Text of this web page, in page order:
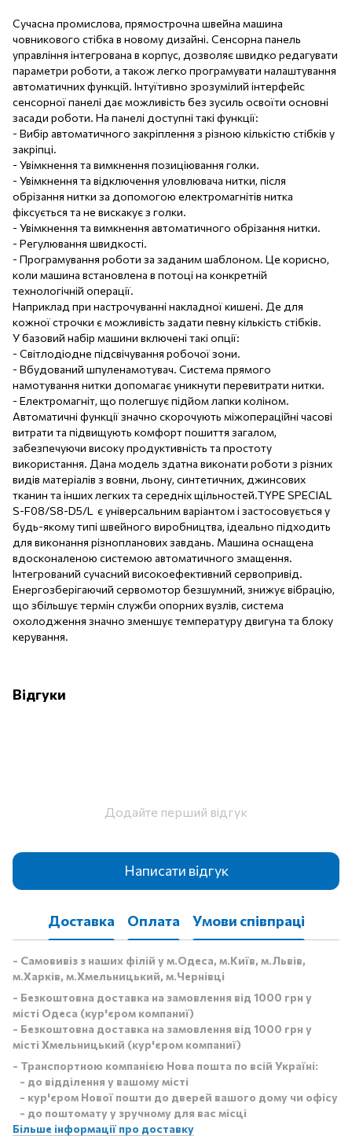
Сучасна промислова, прямострочна швейна машина
човникового стібка в новому дизайні. Сенсорна панель
управління інтегрована в корпус, дозволяє швидко редагувати
параметри роботи, а також легко програмувати налаштування
автоматичних функцій. Інтуїтивно зрозумілий інтерфейс
сенсорної панелі дає можливість без зусиль освоїти основні
засади роботи. На панелі доступні такі функції:
- Вибір автоматичного закріплення з різною кількістю стібків у
закріпці.
- Увімкнення та вимкнення позиціювання голки.
- Увімкнення та відключення уловлювача нитки, після
обрізання нитки за допомогою електромагнітів нитка
фіксується та не вискакує з голки.
- Увімкнення та вимкнення автоматичного обрізання нитки.
- Регулювання швидкості.
- Програмування роботи за заданим шаблоном. Це корисно,
коли машина встановлена ​​в потоці на конкретній
технологічній операції.
Наприклад при настрочуванні накладної кишені. Де для
кожної строчки є можливість задати певну кількість стібків.
У базовий набір машини включені такі опції:
- Світлодіодне підсвічування робочої зони.
- Вбудований шпуленамотувач. Система прямого
намотування нитки допомагає уникнути перевитрати нитки.
- Електромагніт, що полегшує підйом лапки коліном.
Автоматичні функції значно скорочують міжопераційні часові
витрати та підвищують комфорт пошиття загалом,
забезпечуючи високу продуктивність та простоту
використання. Дана модель здатна виконати роботи з різних
видів матеріалів з вовни, льону, синтетичних, джинсових
тканин та інших легких та середніх щільностей.TYPE SPECIAL
S-F08/S8-D5/L є універсальним варіантом і застосовується у
будь-якому типі швейного виробництва, ідеально підходить
для виконання різнопланових завдань. Машина оснащена
вдосконаленою системою автоматичного змащення.
Інтегрований сучасний високоефективний сервопривід.
Енергозберігаючий сервомотор безшумний, знижує вібрацію,
що збільшує термін служби опорних вузлів, система
охолодження значно зменшує температуру двигуна та блоку
керування.
Відгуки
Додайте перший відгук
Написати відгук
Доставка Оплата Умови співпраці
- Самовивіз з наших філій у м.Одеса, м.Київ, м.Львів,
м.Харків, м.Хмельницький, м.Чернівці
- Безкоштовна доставка на замовлення від 1000 грн у
місті Одеса (кур'єром компаниї)
- Безкоштовна доставка на замовлення від 1000 грн у
місті Хмельницький (кур'єром компаниї)
- Транспортною компанією Нова пошта по всій Україні:
- до відділення у вашому місті
- кур'єром Нової пошти до дверей вашого дому чи офісу
- до поштомату у зручному для вас місці
Більше інформації про доставку